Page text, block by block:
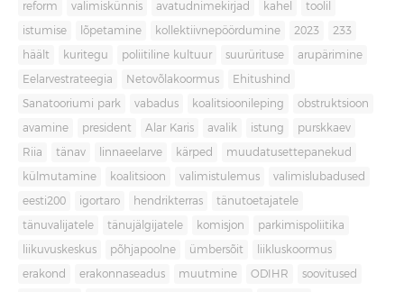
reform valimiskünnis avatudnimekirjad kahel toolil
istumise lõpetamine kollektiivnepöördumine 2023 233
häält kuritegu poliitiline kultuur suurürituse arupärimine
Eelarvestrateegia Netovõlakoormus Ehitushind
Sanatooriumi park vabadus koalitsioonileping obstruktsioon
avamine president Alar Karis avalik istung purskkaev
Riia tänav linnaeelarve kärped muudatusettepanekud
külmutamine koalitsioon valimistulemus valimislubadused
eesti200 igortaro hendrikterras tänutoetajatele
tänuvalijatele tänujälgijatele komisjon parkimispoliitika
liikuvuskeskus põhjapoolne ümbersõit liikluskoormus
erakond erakonnaseadus muutmine ODIHR soovitused